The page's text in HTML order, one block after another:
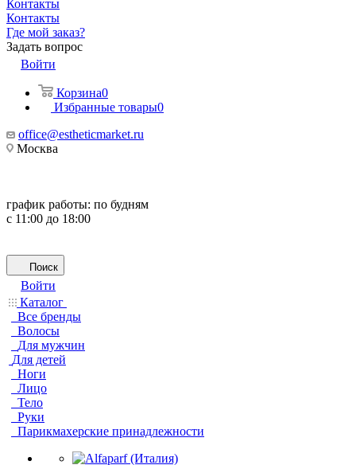
Контакты
Контакты
Где мой заказ?
Задать вопрос
Войти
Корзина0
Избранные товары0
office@estheticmarket.ru
Москва
график работы: по будням
с 11:00 до 18:00
Поиск
Войти
Каталог
Все бренды
Волосы
Для мужчин
Для детей
Ноги
Лицо
Тело
Руки
Парикмахерские принадлежности